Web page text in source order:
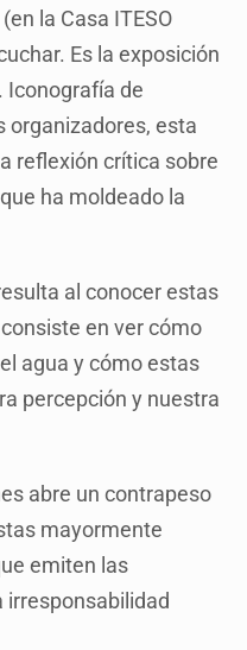
la Casa ITESO
Es la exposición
Iconografía de
organizadores, esta
reflexión crítica sobre
ha moldeado la
al conocer estas
en ver cómo
agua y cómo estas
percepción y nuestra
abre un contrapeso
mayormente
emiten las
irresponsabilidad